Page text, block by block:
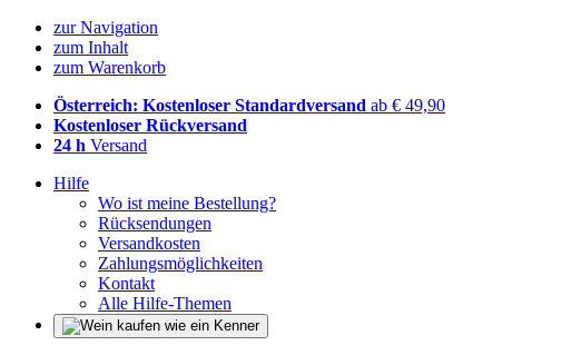
zur Navigation
zum Inhalt
zum Warenkorb
Österreich: Kostenloser Standardversand ab € 49,90
Kostenloser Rückversand
24 h Versand
Hilfe
Wo ist meine Bestellung?
Rücksendungen
Versandkosten
Zahlungsmöglichkeiten
Kontakt
Alle Hilfe-Themen